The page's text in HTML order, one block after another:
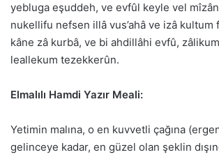
yebluga eşuddeh, ve evfûl keyle vel
nukellifu nefsen illâ vus’ahâ ve izâ kultum
kâne zâ kurbâ, ve bi ahdillâhi evfû,
leallekum tezekkerûn.
Elmalılı Hamdi Yazır Meali:
Yetimin malına, o en kuvvetli çağına
gelinceye kadar, en güzel olan şeklin